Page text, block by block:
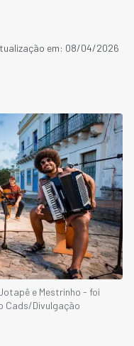
em: 08/04/2026
e Mestrinho - foi
Cads/Divulgação